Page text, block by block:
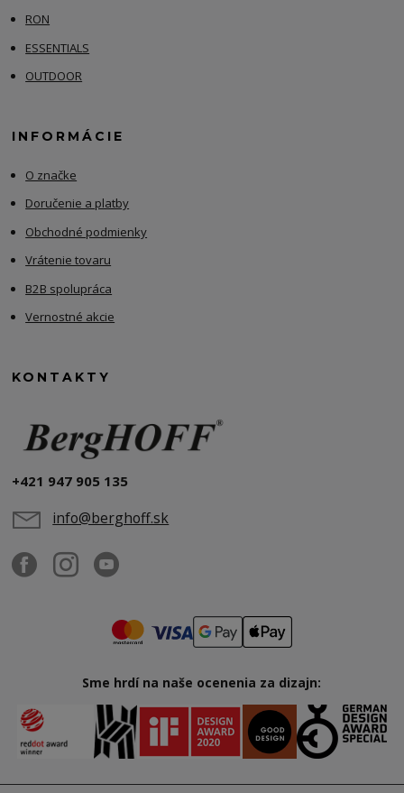
RON
ESSENTIALS
OUTDOOR
INFORMÁCIE
O značke
Doručenie a platby
Obchodné podmienky
Vrátenie tovaru
B2B spolupráca
Vernostné akcie
KONTAKTY
+421 947 905 135
info@berghoff.sk
Sme hrdí na naše ocenenia za dizajn: